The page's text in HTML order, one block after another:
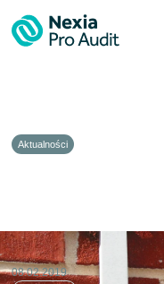
Aktualności
08.02.2019